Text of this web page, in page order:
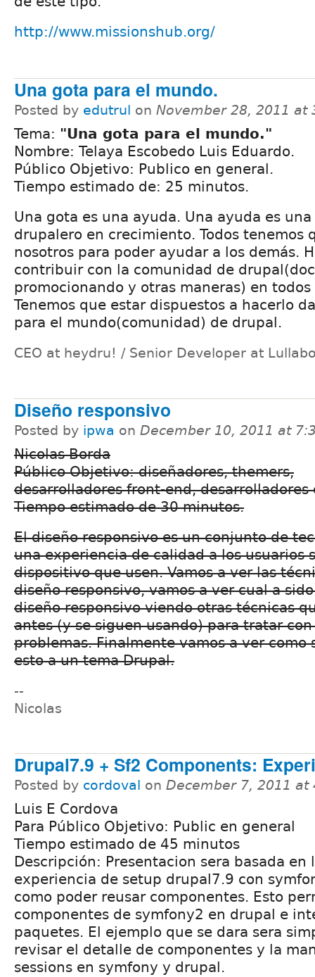
http://www.missionshub.org/
Una gota para el mundo.
Posted by edutrul on November 28, 2011 at
Tema: "Una gota para el mundo."
Nombre: Telaya Escobedo Luis Eduardo.
Público Objetivo: Publico en general.
Tiempo estimado de: 25 minutos.
Una gota es una ayuda. Una ayuda es
drupalero en crecimiento. Todos tenemos
nosotros para poder ayudar a los demás.
contribuir con la comunidad de
promocionando y otras maneras) en todos
Tenemos que estar dispuestos a hacerlo
para el mundo(comunidad) de drupal.
CEO at heydru! / Senior Developer at
Diseño responsivo
Posted by ipwa on December 10, 2011 at
Nicolas Borda
Público Objetivo: diseñadores, themers,
desarrolladores front-end, desarrolladores
Tiempo estimado de 30 minutos.
El diseño responsivo es un conjunto de
una experiencia de calidad a los usuarios
dispositivo que usen. Vamos a ver las
diseño responsivo, vamos a ver cual a
diseño responsivo viendo otras técnicas
antes (y se siguen usando) para tratar
problemas. Finalmente vamos a ver como
esto a un tema Drupal.
--
Nicolas
Drupal7.9 + Sf2 Components:
Posted by cordoval on December 7, 2011 at
Luis E Cordova
Para Público Objetivo: Public en general
Tiempo estimado de 45 minutos
Descripción: Presentacion sera basada en
experiencia de setup drupal7.9 con
como poder reusar componentes. Esto
componentes de symfony2 en drupal e
paquetes. El ejemplo que se dara sera
revisar el detalle de componentes y la
sessions en symfony y drupal.